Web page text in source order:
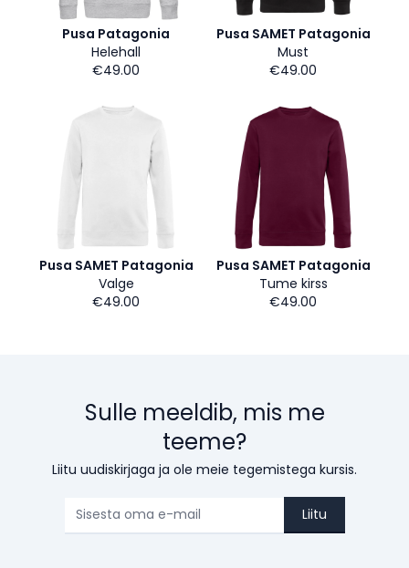
Pusa Patagonia
Helehall
€49.00
Pusa SAMET Patagonia
Must
€49.00
Pusa SAMET Patagonia
Valge
€49.00
Pusa SAMET Patagonia
Tume kirss
€49.00
Sulle meeldib, mis me
teeme?
Liitu uudiskirjaga ja ole meie tegemistega kursis.
Liitu